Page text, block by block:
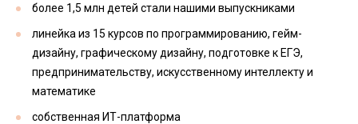
более 1,5 млн детей стали нашими выпускниками
линейка из 15 курсов по программированию, гейм-
дизайну, графическому дизайну, подготовке к ЕГЭ,
предпринимательству, искусственному интеллекту и
математике
собственная ИТ-платформа